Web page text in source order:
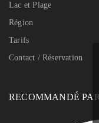
Lac et Plage
Région
Tarifs
Contact / Réservation
RECOMMANDÉ